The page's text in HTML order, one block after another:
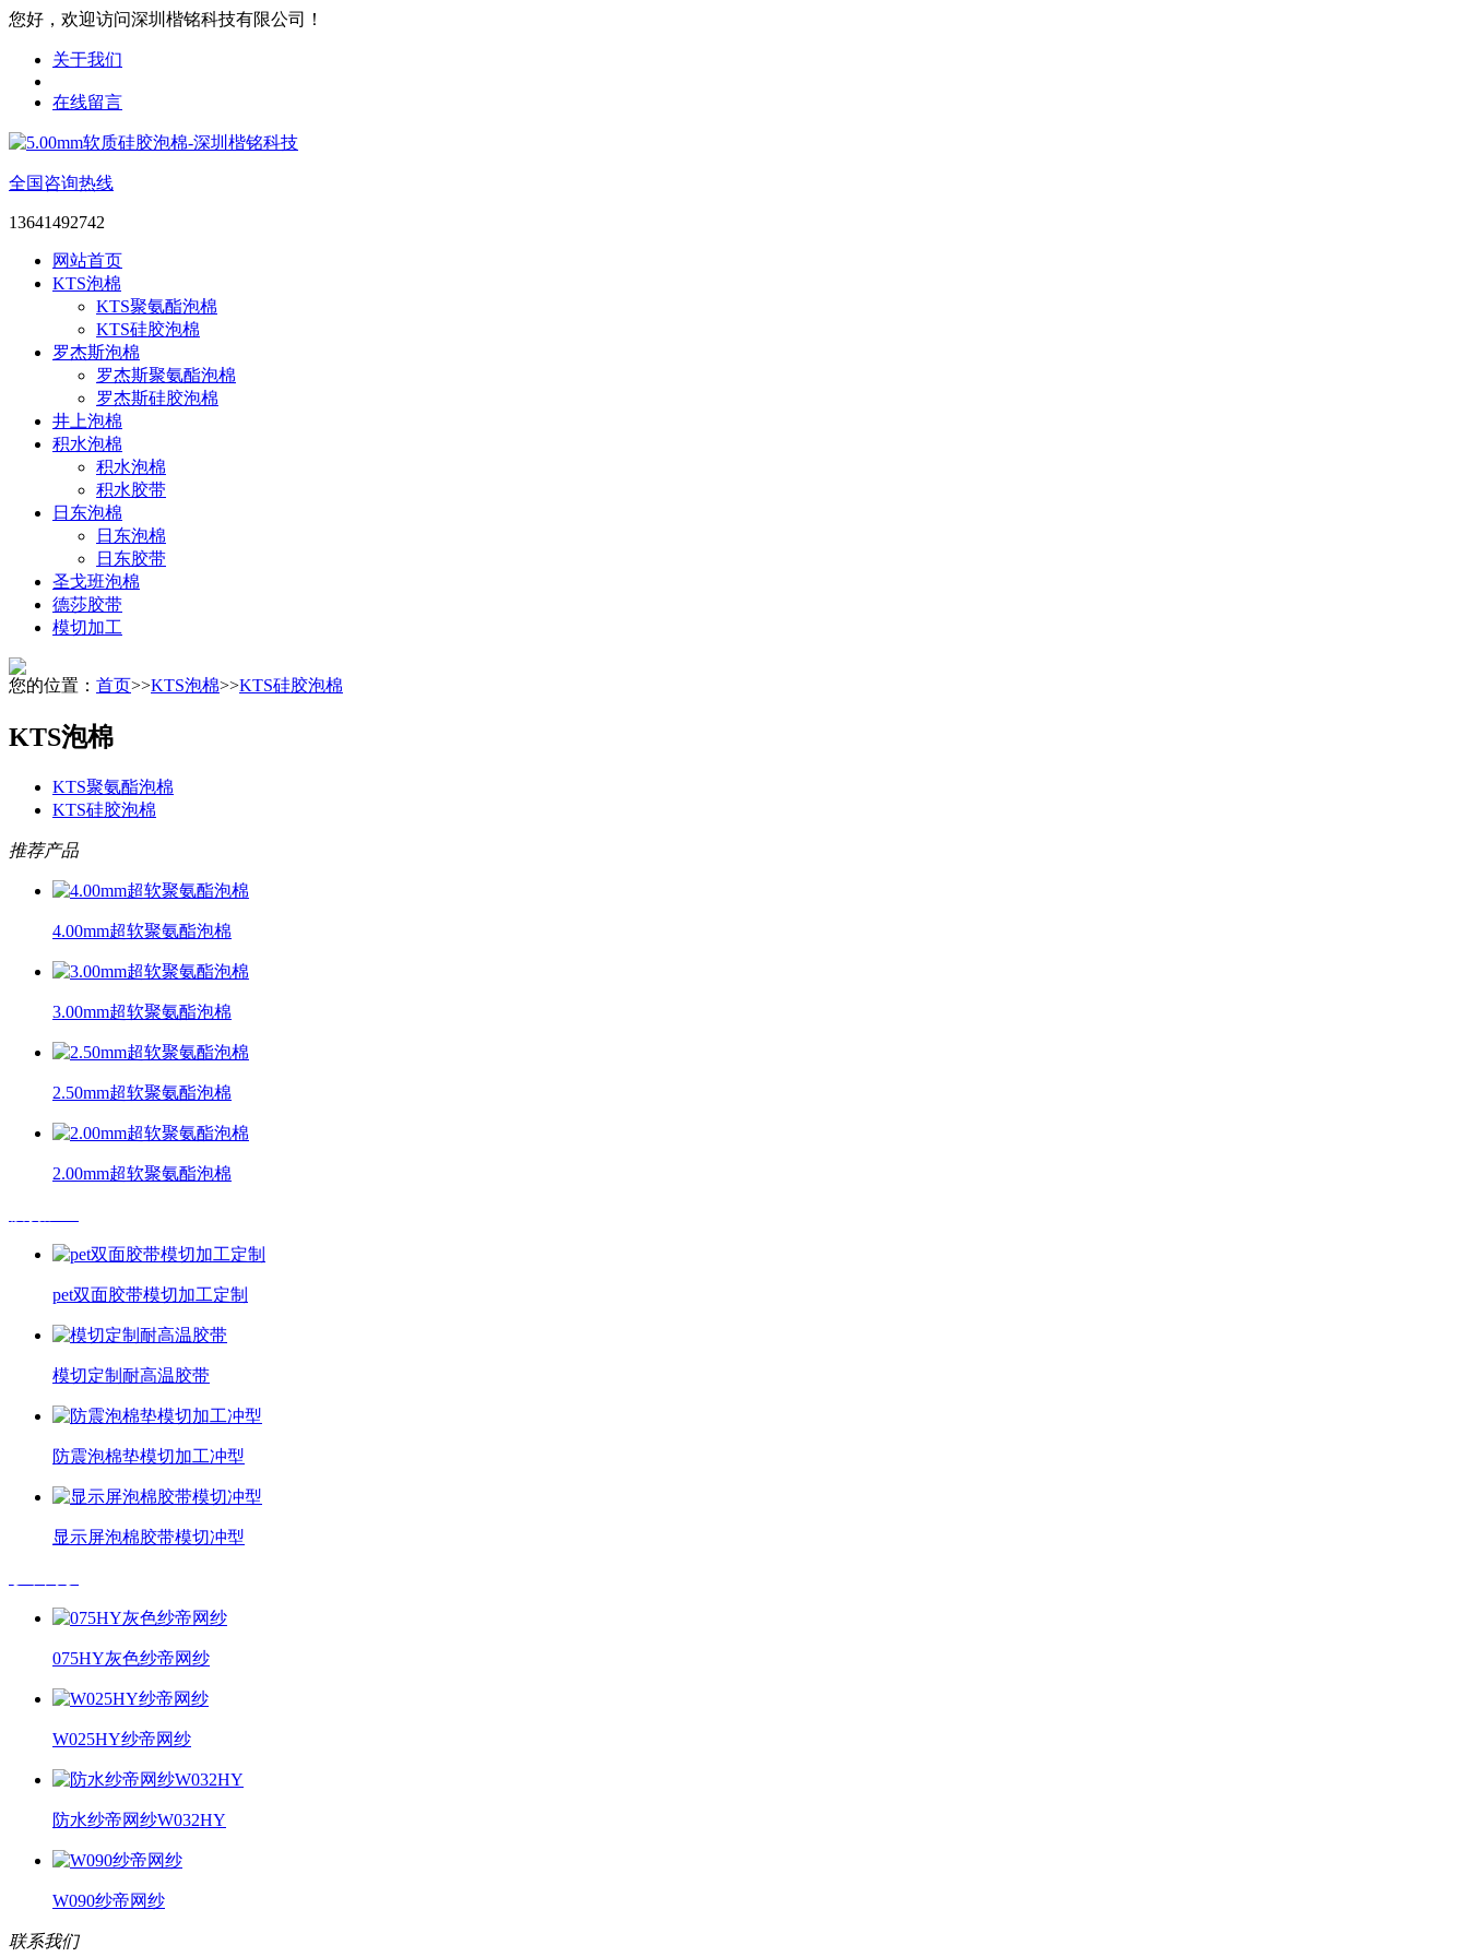
您好，欢迎访问深圳楷铭科技有限公司！
关于我们
在线留言
全国咨询热线
13641492742
网站首页
KTS泡棉
KTS聚氨酯泡棉
KTS硅胶泡棉
罗杰斯泡棉
罗杰斯聚氨酯泡棉
罗杰斯硅胶泡棉
井上泡棉
积水泡棉
积水泡棉
积水胶带
日东泡棉
日东泡棉
日东胶带
圣戈班泡棉
德莎胶带
模切加工
您的位置： 首页>>KTS泡棉>>KTS硅胶泡棉
KTS泡棉
KTS聚氨酯泡棉
KTS硅胶泡棉
推荐产品
4.00mm超软聚氨酯泡棉
3.00mm超软聚氨酯泡棉
2.50mm超软聚氨酯泡棉
2.00mm超软聚氨酯泡棉
pet双面胶带模切加工定制
模切定制耐高温胶带
防震泡棉垫模切加工冲型
显示屏泡棉胶带模切冲型
075HY灰色纱帝网纱
W025HY纱帝网纱
防水纱帝网纱W032HY
W090纱帝网纱
联系我们